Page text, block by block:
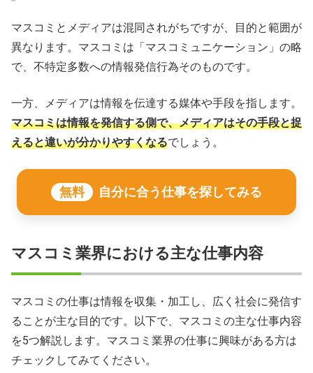
マスコミとメディアは混同されがちですが、目的と範囲が
異なります。マスコミは「マスコミュニケーション」の略
で、不特定多数への情報発信行為そのものです。
一方、メディアは情報を伝達する媒体や手段を指します。
マスコミは情報を発信する側で、メディアはその手段と捉
えると違いが分かりやすくなるでしょう。
無料 自分に合う仕事を探してみる
マスコミ業界における主な仕事内容
マスコミの仕事は情報を収集・加工し、広く社会に発信す
ることが主な目的です。以下で、マスコミの主な仕事内容
を5つ解説します。マスコミ業界の仕事に興味がある方は
チェックしてみてください。